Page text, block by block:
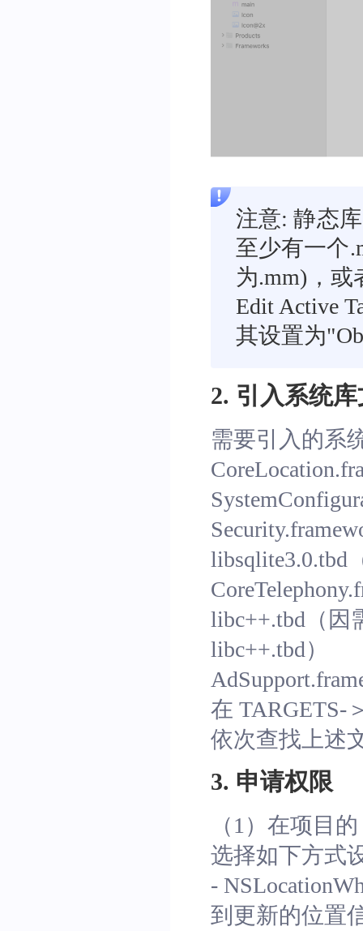
注意: 静态
至少有一个
为.mm)，或
Edit Active
其设置为
2. 引入系统
需要引入的系
libsqlite3.0.tbd
libc++.tbd（因
libc++.tbd）
在 TARGETS-
依次查找上述
3. 申请权限
（1）在项目
选择如下方式
-
到更新的位置